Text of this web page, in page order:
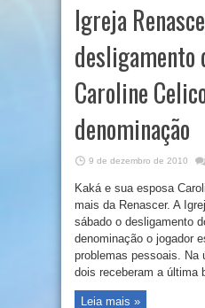
Igreja
desligamento
Caroline
denominação
9 de dezembro de 2010
Kaká e sua esposa
mais da Renascer. A
sábado o desligamento
denominação o jogador
problemas pessoais. Na
dois receberam a última
Leia mais »